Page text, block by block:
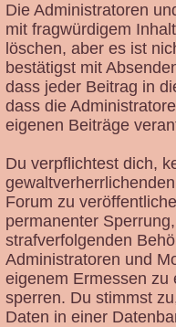
Die Administratoren
mit fragwürdigem
löschen, aber es ist
bestätigst mit
dass jeder Beitrag in
dass die
eigenen Beiträge
Du verpflichtest dich,
Forum zu
permanenter
strafverfolgenden
Administratoren und
eigenem Ermessen zu
sperren. Du stimmst
Daten in einer